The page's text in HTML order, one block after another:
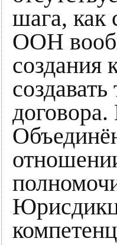
шага, как
ООН
создания